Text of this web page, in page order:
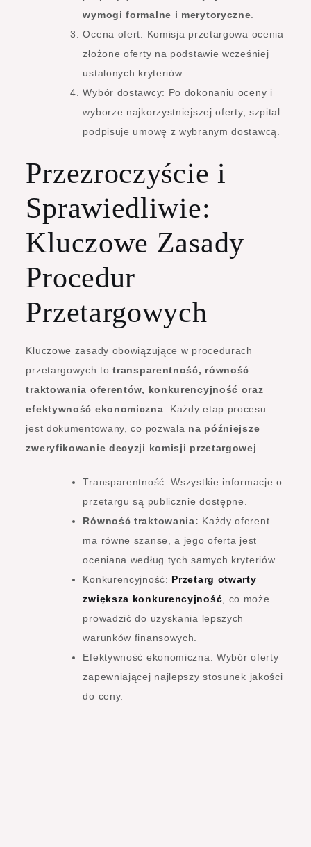
wymogi formalne i merytoryczne
Ocena ofert: Komisja przetargowa ocenia
złożone oferty na podstawie wcześniej
ustalonych kryteriów.
Wybór dostawcy: Po dokonaniu oceny i
wyborze najkorzystniejszej oferty, szpital
podpisuje umowę z wybranym dostawcą.
Przezroczyście i
Sprawiedliwie:
Kluczowe Zasady
Procedur
Przetargowych
Kluczowe zasady obowiązujące w procedurach
przetargowych to transparentność, równość
traktowania oferentów, konkurencyjność oraz
efektywność ekonomiczna . Każdy etap procesu
jest dokumentowany, co pozwala na późniejsze
zweryfikowanie decyzji komisji przetargowej
Transparentność: Wszystkie informacje o
przetargu są publicznie dostępne.
Równość traktowania: Każdy oferent
ma równe szanse, a jego oferta jest
oceniana według tych samych kryteriów.
Konkurencyjność: Przetarg otwarty
zwiększa konkurencyjność , co może
prowadzić do uzyskania lepszych
warunków finansowych.
Efektywność ekonomiczna: Wybór oferty
zapewniającej najlepszy stosunek jakości
do ceny.